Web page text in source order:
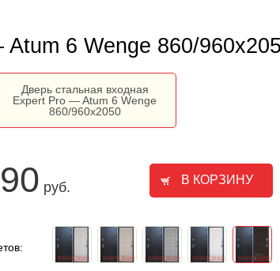
6 Wenge 860/
Дверь стальная входная
Expert Pro — Atum 6 Wenge
860/960х2050
руб.